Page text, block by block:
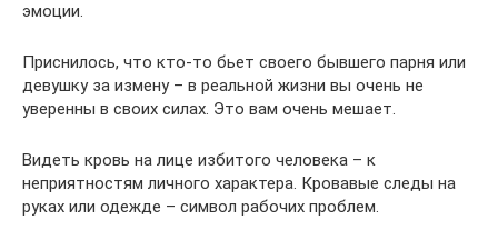
эмоции.
Приснилось, что кто-то бьет своего бывшего парня или
девушку за измену – в реальной жизни вы очень не
уверенны в своих силах. Это вам очень мешает.
Видеть кровь на лице избитого человека – к
неприятностям личного характера. Кровавые следы на
руках или одежде – символ рабочих проблем.